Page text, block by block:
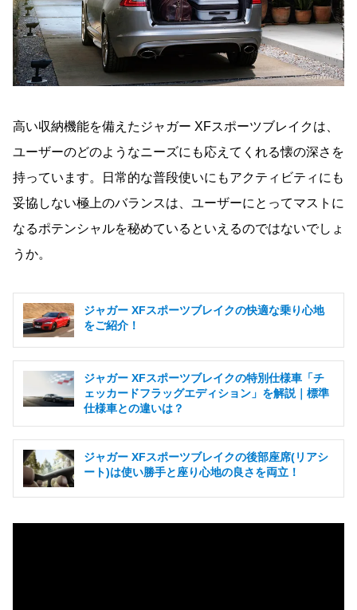
高い収納機能を備えたジャガー XFスポーツブレイクは、
ユーザーのどのようなニーズにも応えてくれる懐の深さを
持っています。日常的な普段使いにもアクティビティにも
妥協しない極上のバランスは、ユーザーにとってマストに
なるポテンシャルを秘めているといえるのではないでしょ
うか。
ジャガー XFスポーツブレイクの快適な乗り心地
をご紹介！
ジャガー XFスポーツブレイクの特別仕様車「チ
ェッカードフラッグエディション」を解説｜標準
仕様車との違いは？
ジャガー XFスポーツブレイクの後部座席(リアシ
ート)は使い勝手と座り心地の良さを両立！